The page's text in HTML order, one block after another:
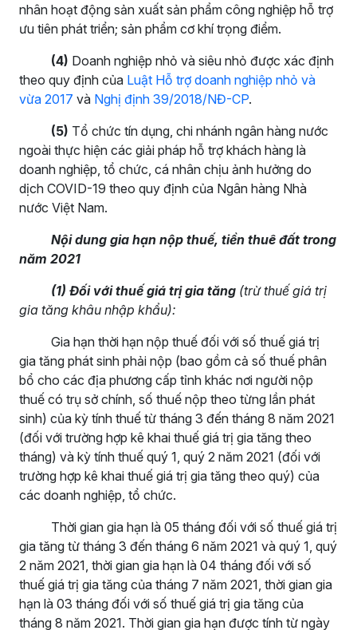
nhân hoạt động sản xuất sản phẩm công nghiệp hỗ trợ
ưu tiên phát triển; sản phẩm cơ khí trọng điểm.
(4) Doanh nghiệp nhỏ và siêu nhỏ được xác định
theo quy định của Luật Hỗ trợ doanh nghiệp nhỏ và
vừa 2017 và Nghị định 39/2018/NĐ-CP.
(5) Tổ chức tín dụng, chi nhánh ngân hàng nước
ngoài thực hiện các giải pháp hỗ trợ khách hàng là
doanh nghiệp, tổ chức, cá nhân chịu ảnh hưởng do
dịch COVID-19 theo quy định của Ngân hàng Nhà
nước Việt Nam.
Nội dung gia hạn nộp thuế, tiền thuê đất trong
năm 2021
(1) Đối với thuế giá trị gia tăng (trừ thuế giá trị
gia tăng khâu nhập khẩu):
Gia hạn thời hạn nộp thuế đối với số thuế giá trị
gia tăng phát sinh phải nộp (bao gồm cả số thuế phân
bổ cho các địa phương cấp tỉnh khác nơi người nộp
thuế có trụ sở chính, số thuế nộp theo từng lần phát
sinh) của kỳ tính thuế từ tháng 3 đến tháng 8 năm 2021
(đối với trường hợp kê khai thuế giá trị gia tăng theo
tháng) và kỳ tính thuế quý 1, quý 2 năm 2021 (đối với
trường hợp kê khai thuế giá trị gia tăng theo quý) của
các doanh nghiệp, tổ chức.
Thời gian gia hạn là 05 tháng đối với số thuế giá trị
gia tăng từ tháng 3 đến tháng 6 năm 2021 và quý 1, quý
2 năm 2021, thời gian gia hạn là 04 tháng đối với số
thuế giá trị gia tăng của tháng 7 năm 2021, thời gian gia
hạn là 03 tháng đối với số thuế giá trị gia tăng của
tháng 8 năm 2021. Thời gian gia hạn được tính từ ngày